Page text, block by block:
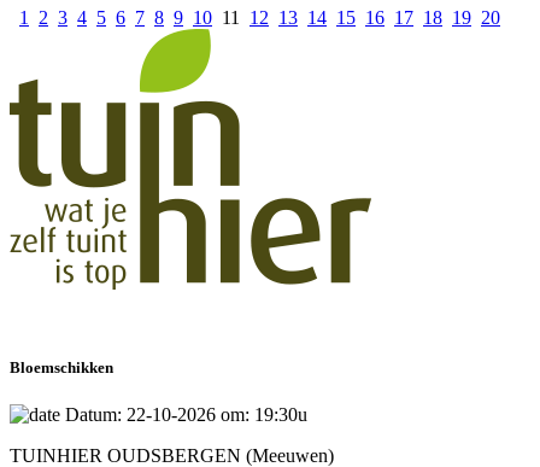
1
2 3 4 5 6 7 8 9 10 11 12 13 14 15 16 17 18 19 20
Bloemschikken
Datum: 22-10-2026 om: 19:30u
TUINHIER OUDSBERGEN (Meeuwen)